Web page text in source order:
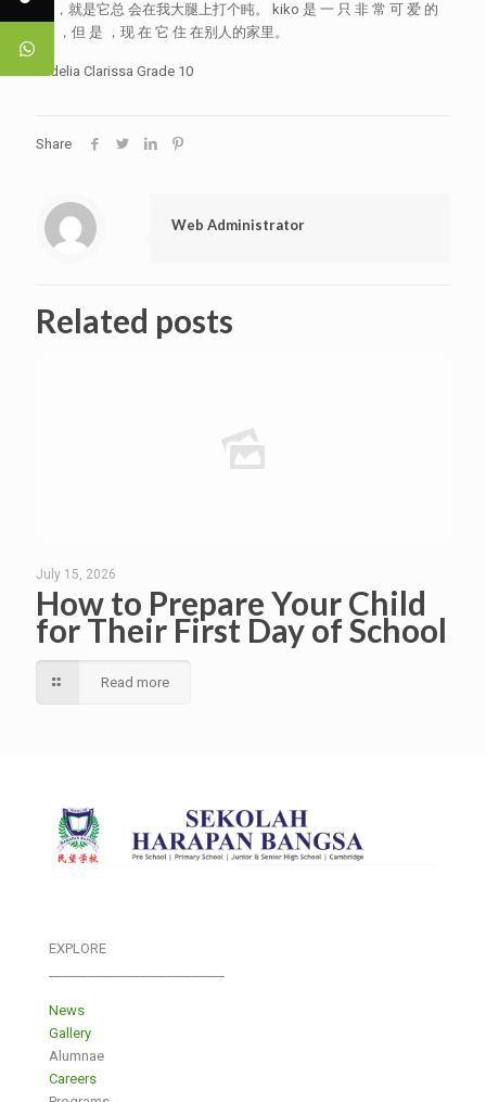
惯，就是它总 会在我大腿上打个盹。 kiko 是 一 只 非 常 可 爱 的
狗 ，但 是 ，现 在 它 住 在别人的家里。
Adelia Clarissa Grade 10
Share
Web Administrator
Related posts
July 15, 2026
How to Prepare Your Child
for Their First Day of School
Read more
EXPLORE
News
Gallery
Alumnae
Careers